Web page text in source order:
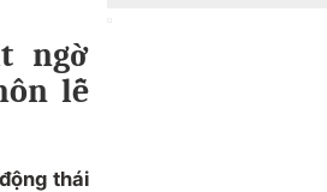
ngờ
lễ
thái